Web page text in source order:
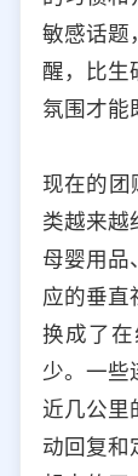
敏感话题
醒，比生
氛围才能
现在的团
类越来越
母婴用品
应的垂直
换成了
少。一些
近几公里
动回复和